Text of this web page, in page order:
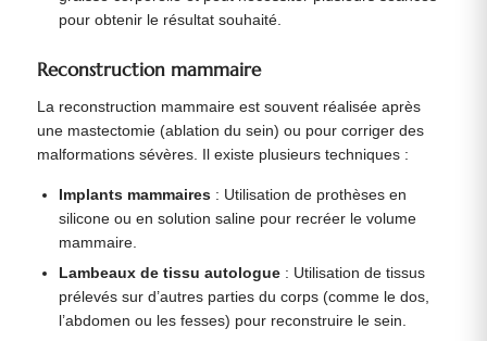
pour obtenir le résultat souhaité.
Reconstruction mammaire
La reconstruction mammaire est souvent réalisée après
une mastectomie (ablation du sein) ou pour corriger des
malformations sévères. Il existe plusieurs techniques :
Implants mammaires : Utilisation de prothèses en
silicone ou en solution saline pour recréer le volume
mammaire.
Lambeaux de tissu autologue : Utilisation de tissus
prélevés sur d’autres parties du corps (comme le dos,
l’abdomen ou les fesses) pour reconstruire le sein.